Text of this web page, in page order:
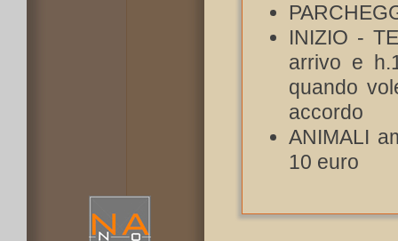
INIZIO -
arrivo e
quando
accordo
ANIMALI
10 euro